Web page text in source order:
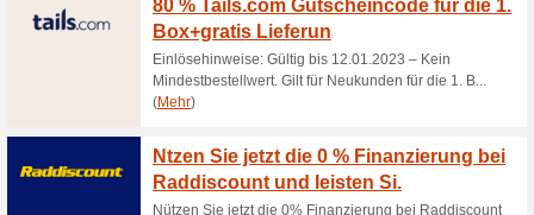
75% funktioniert Coupon
Mit diesem Gutschein
Artikel im Online-Store. Für